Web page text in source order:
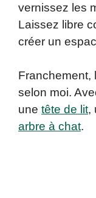
vernissez les
Laissez libre
créer un
Franchement,
selon moi.
une tête de lit,
arbre à chat.